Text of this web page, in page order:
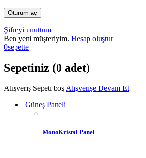
Şifreyi unuttum
Ben yeni müşteriyim. Hesap oluştur
0sepette
Sepetiniz (0 adet)
Alışveriş Sepeti boş Alışverişe Devam Et
Güneş Paneli
MonoKristal Panel